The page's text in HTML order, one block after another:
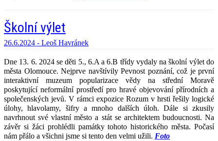
Školní výlet
26.6.2024 - Leoš Havránek
Dne 13. 6. 2024 se děti 5., 6.A a 6.B třídy vydaly na školní výlet do
města Olomouce. Nejprve navštívily Pevnost poznání, což je první
interaktivní muzeum popularizace vědy na střední Moravě
poskytující neformální prostředí pro hravé objevování přírodních a
společenských jevů. V rámci expozice Rozum v hrsti řešily logické
úlohy, hlavolamy, šifry a mnoho dalších úloh. Dále si zkusily
navrhnout své vlastní město a stát se architektem budoucnosti. Na
závěr si žáci prohlédli památky tohoto historického města. Počasí
nám přálo a všichni jsme si tento den velmi užili. Foto